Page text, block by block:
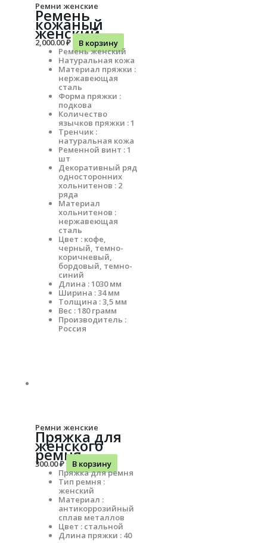
Ремни женские
Ремень
кожаный
женский
2,000.00₽
В корзину
Ремень женский
Натуральная кожа
Материал пряжки :
нержавеющая
сталь
Форма пряжки :
подкова
Количество
язычков пряжки : 1
Тренчик :
натуральная кожа
Ременной винт : 1
шт
Декоративный ряд
односторонних
хольнитенов : 2
ряда
Материал
хольнитенов :
нержавеющая
сталь
Цвет : кофе,
черный, темно-
коричневый,
бордовый, темно-
синий
Длина : 1030 мм
Ширина : 34 мм
Толщина : 3,5 мм
Вес : 180 грамм
Производитель :
Россия
Ремни женские
Пряжка для
женского
ремня
300.00₽
В корзину
Пряжка для ремня
Тип ремня :
женский
Материал :
антикоррозийный
сплав металлов
Цвет : стальной
Длина пряжки : 40